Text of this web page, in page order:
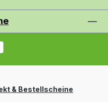
& Bestellscheine